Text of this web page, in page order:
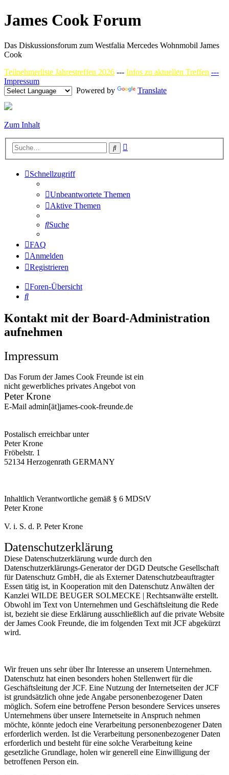
James Cook Forum
Das Diskussionsforum zum Westfalia Mercedes Wohnmobil James
Cook
Teilnehmerliste Jahrestreffen 2026 --- Infos zu aktuellen Treffen ---
Impressum
Powered by
Translate
Zum Inhalt
Suche
Schnellzugriff
Unbeantwortete Themen
Aktive Themen
Suche
FAQ
Anmelden
Registrieren
Foren-Übersicht
Suche
Kontakt mit der Board-Administration
aufnehmen
Impressum
Das Forum der James Cook Freunde ist ein
nicht gewerbliches privates Angebot von
Peter Krone
E-Mail admin[ät]james-cook-freunde.de
Postalisch erreichbar unter
Peter Krone
Fröbelstr. 1
52134 Herzogenrath GERMANY
Inhaltlich Verantwortliche gemäß § 6 MDStV
Peter Krone
V. i. S. d. P. Peter Krone
Datenschutzerklärung
Diese Datenschutzerklärung wurde durch den
Datenschutzerklärungs-Generator der DGD Deutsche Gesellschaft
für Datenschutz GmbH, die als Externer Datenschutzbeauftragter
Essen tätig ist, in Kooperation mit den Datenschutz Anwälten der
Kanzlei WILDE BEUGER SOLMECKE | Rechtsanwälte erstellt.
Obwohl im Text von Unternehmen und Geschäftsleitung die Rede
ist, bezieht sie diese Erklärung ausschließlich auf die private Website
der James Cook Freunde, die im folgenden Text mit JCF abgekürzt
wird.
Wir freuen uns sehr über Ihr Interesse an unserem Unternehmen.
Datenschutz hat einen besonders hohen Stellenwert für die
Geschäftsleitung der JCF. Eine Nutzung der Internetseiten der JCF
ist grundsätzlich ohne jede Angabe personenbezogener Daten
möglich. Sofern eine betroffene Person besondere Services unseres
Unternehmens über unsere Internetseite in Anspruch nehmen
möchte, könnte jedoch eine Verarbeitung personenbezogener Daten
erforderlich werden. Ist die Verarbeitung personenbezogener Daten
erforderlich und besteht für eine solche Verarbeitung keine
gesetzliche Grundlage, holen wir generell eine Einwilligung der
betroffenen Person ein.